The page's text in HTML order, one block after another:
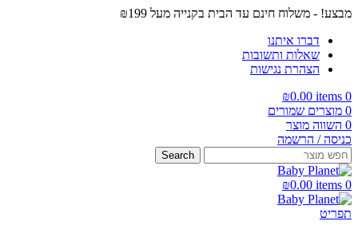
מבצע! - משלוח חינם עד הבית בקנייה מעל ₪199
דברו איתנו
שאלות ותשובות
הצהרת נגישות
0
items
₪0.00
0 מוצרים שמורים
0 השווה מוצר
כניסה / הרשמה
Search
0
items
₪0.00
תפריט